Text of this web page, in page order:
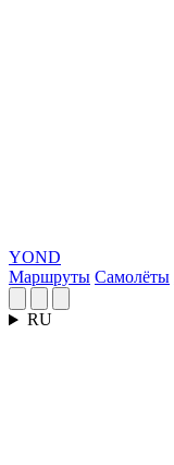
YOND
Маршруты Самолёты
RU